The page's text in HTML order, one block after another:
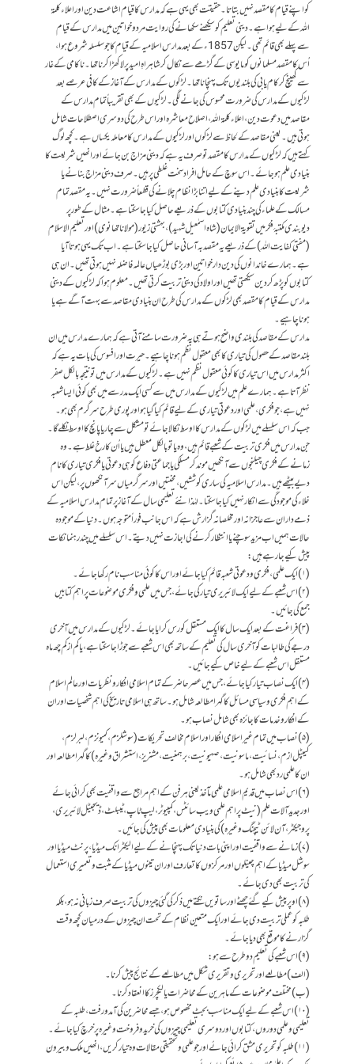
کو اپنے قیام کا مقصد نہیں بتاتا۔ حقیقت بھی یہی ہے کہ مدارس کا قیام اشاعت دین اور اعلاء کلمۃ
اللہ کے لیے ہواہے۔ دینی تعلیم کو سیکھنے سکھانے کی روایت مرد و خواتین میں مدارس کے قیام
سے پہلے بھی قائم تھی۔ لیکن 1857ء کے بعد مدارس اسلامیہ کے قیام کاجو سلسلہ شروع ہوا،
اُس کا مقصد مسلمانوں کو مایوسی کے گڑھے سے نکال کر شاہراہِ امید پر لاکھڑا کرنا تھا۔ ناکامی کے غار
سے کھینچ کر کام یابی کی بلندیوں تک پہنچانا تھا۔ لڑکوں کے مدارس کے آغاز کے کافی عرصے بعد
لڑکیوں کے مدارس کی ضرورت محسوس کی جانے لگی۔ لڑکیوں کے بھی تقریباً تمام مدارس کے
مقاصد میں دعوت دین، اعلاء کلمۃ اللہ، اصلاح معاشرہ اور اس طرح کی دوسری اصطلاحات شامل
ہوتی ہیں۔ یعنی مقاصد کے لحاظ سے لڑکوں اور لڑکیوں کے مدارس کا معاملہ یکساں ہے۔ کچھ لوگ
کہتے ہیں کہ لڑکیوں کے مدارس کا مقصد تو صرف یہ ہے کہ دینی مزاج بن جائے اور انھیں شریعت کا
بنیادی علم ہوجائے۔ اس سوچ کے حامل افراد سخت غلطی پر ہیں۔ صرف دینی مزاج بنانے یا
شریعت کا بنیادی علم دینے کے لیے اتنا بڑا نظام چلانے کی قطعاً ضرورت نہیں۔ یہ مقصد تمام
مسالک کے علماء کی چند بنیادی کتابوں کے ذریعے حاصل کیا جاسکتا ہے۔ مثال کے طور پر
دیوبندی مکتبۂ فکر میں تقویۃ الایمان (شاہ اسمٰعیل شہید)، بہشتی زیور (مولانا تھانوی) اور تعلیم الاسلام
(مفتی کفایت اللہ) کے ذریعے یہ مقصد بہ آسانی حاصل کیا جاسکتا ہے۔ اب تک یہی ہوتا آیا
ہے۔ ہمارے خاندانوں کی دین دار خواتین اور بڑی بوڑھیاں عالمہ فاضلہ نہیں ہوتی تھیں۔ ان ہی
کتابوں کو پڑھ کر دین سیکھتی تھیں اور اولاد کی دینی تربیت کرتی تھیں۔ معلوم ہوا کہ لڑکیوں کے دینی
مدارس کے قیام کا مقصدبھی لڑکوں کے مدارس کی طرح ان بنیادی مقاصد سے بہت آگے ہے یا
ہونا چاہیے۔
مدارس کے مقاصد کی بلندی واضح ہوتے ہی یہ ضرورت سامنے آتی ہے کہ ہمارے مدارس میں ان
بلند مقاصد کے حصول کی تیاری کا بھی معقول نظم ہونا چاہیے۔ حیرت اور افسوس کی بات یہ ہے کہ
اکثر مدارس میں اس تیاری کا کوئی معقول نظم نہیں ہے۔ لڑکیوں کے مدارس میں تو نتیجہ بالکل صفر
نظر آتا ہے۔ ہمارے علم میں لڑکیوں کے مدارس میں سے کسی ایک مدرسے میں بھی کوئی ایسا شعبہ
نہیں ہے، جو فکری، علمی اور دعوتی تیاری کے لیے قائم کیا گیا ہو اور پوری طرح سرگرم بھی ہو۔
جب کہ اس سلسلے میں لڑکوں کے مدارس کا اوسط نکالا جائے تو مشکل سے چار یا پانچ کا اوسط نکلے گا۔
جن مدارس میں فکری تربیت کے شعبے قائم ہیں، وہ یا تو بالکل معطل ہیں یا اُن کا رخ غلط ہے۔ وہ
زمانے کے فکری چیلنجوں سے آنکھیں موند کر مسلکی یا جماعتی دفاع کو ہی دعوتی یا فکری تیاری کا نام
دیے بیٹھے ہیں۔ مدارس اسلامیہ کی ساری کوششیں، محنتیں اور سرگرمیاں سر آنکھوں پر، لیکن اس
خلاء کی موجودگی سے انکار نہیں کیا جاسکتا۔ لہٰذا نئے تعلیمی سال کے آغاز پر تمام مدارس اسلامیہ کے
ذمے داران سے عاجزانہ اور مخلصانہ گزارش ہے کہ اس جانب فوراً متوجہ ہوں۔ دنیا کے موجودہ
حالات ہمیں اب مزید سوچنے یا انتظار کرنے کی اجازت نہیں دیتے۔ اس سلسلے میں چند رہنما نکات
پیش کیے جارہے ہیں:
(۱) ایک علمی، فکری و دعوتی شعبہ قائم کیا جائے اور اس کا کوئی مناسب نام رکھا جائے۔
(۲) اس شعبے کے لیے ایک لائبریری تیار کی جائے، جس میں علمی و فکری موضوعات پر اہم کتابیں
جمع کی جائیں۔
(۳) فراغت کے بعد ایک سال کا ایک مستقل کورس کرایا جائے۔ لڑکیوں کے مدارس میں آخری
درجے کی طالبات کو آخری سال کی تعلیم کے ساتھ بھی اس شعبے سے جوڑا جاسکتا ہے، یا کم از کم چھ ماہ
مستقل اس شعبے کے لیے خاص کیے جائیں۔
(۴) ایک نصاب تیار کیا جائے، جس میں عصر حاضر کے تمام اسلامی افکار و نظریات اور عالم اسلام
کے اہم فکری و سیاسی مسائل کا گہرا مطالعہ شامل ہو۔ ساتھ ہی اسلامی تاریخ کی اہم شخصیات اور ان
کے افکار و خدمات کا جائزہ بھی شامل نصاب ہو۔
(۵) نصاب میں تمام غیراسلامی افکار اور اسلام مخالف تحریکات (سوشلزم، کمیونزم، لبرلزم،
کیپٹل ازم، نسائیت، ماسونیت، صہیونیت، برہمنیت،مشنریز، استشراق وغیرہ) کا گہرا مطالعہ اور
ان کا علمی رد بھی شامل ہو۔
(۶) اس نصاب میں قدیم اسلامی علمی مآخذ یعنی ہر فن کے اہم مراجع سے واقفیت بھی کرائی جائے
اور جدید آلات علم ( نیٹ پر اہم علمی ویب سائٹس، کمپیوٹر، لیپ ٹاپ، ٹیبلٹ، ڈیجیٹل لائبریری،
پروجیکٹر، آن لائن ٹیچنگ وغیرہ) کی بنیادی معلومات بھی پیش کی جائیں۔
(۷) زمانے سے واقفیت اور اپنی بات دنیا تک پہنچانے کے لیے الیکٹرانک میڈیا، پرنٹ میڈیا اور
سوشل میڈیا کے اہم چینلوں اور مرکزوں کا تعارف اور ان تینوں میڈیا کے مثبت و تعمیری استعمال
کی تربیت بھی دی جائے۔
(۸) اوپر پیش کیے گئے چھٹے اور ساتویں نکتے میں ذکر کی گئی چیزوں کی تربیت صرف زبانی نہ ہو، بلکہ
طلبہ کو عملی تربیت دی جائے اور ایک متعین نظام کے تحت ان چیزوں کے درمیان کچھ وقت
گزارنے کا موقع بھی دیا جائے۔
(۹) اس شعبے کی تعلیم دو طرح سے ہو:
(الف) مطالعے اور تحریری و تقریری شکل میں مطالعے کے نتائج پیش کرنا۔
(ب) مختلف موضوعات کے ماہرین کے محاضرات یا لیکچرز کا انعقاد کرنا۔
(۱۰) اس شعبے کے لیے ایک مناسب بجٹ مخصوص ہو، جسے محاضرین کی آمدورفت، طلبہ کے
تعلیمی و علمی دوروں، کتابوں اور دوسری تعلیمی چیزوں کی خرید و فروخت وغیرہ پر خرچ کیا جائے۔
(۱۱) طلبہ کو تحریری مشق کرائی جائے اور جو علمی و تحقیقی مقالات وہ تیار کریں، انھیں ملک و بیرون